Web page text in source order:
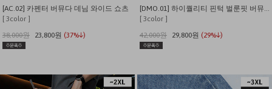
[AC.02] 카펜터 버뮤다 데님 와이드 쇼츠
[ 3color ]
38,000원
23,800원 (37%↓)
[DMO.01] 하이퀄리티 핀턱 벌룬핏 버뮤다 데님 반바지
[ 3color ]
42,000원
29,800원 (29%↓)